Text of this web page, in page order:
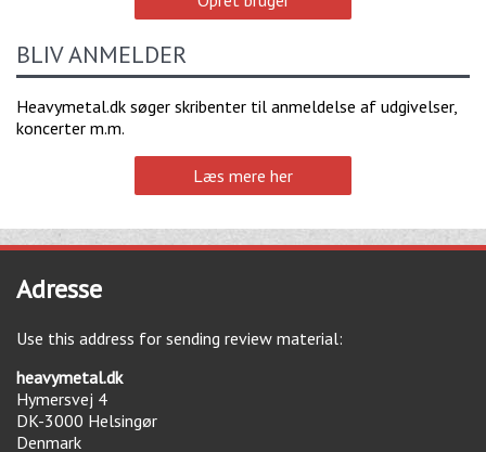
BLIV ANMELDER
Heavymetal.dk søger skribenter til anmeldelse af udgivelser,
koncerter m.m.
Læs mere her
Adresse
Use this address for sending review material:
heavymetal.dk
Hymersvej 4
DK-3000 Helsingør
Denmark